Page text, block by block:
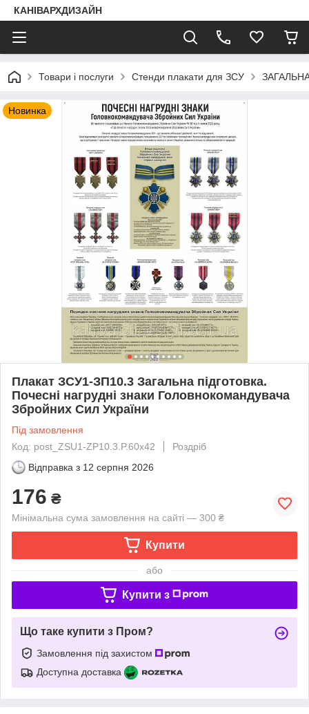
КАНІВАРХДИЗАЙН
Товари і послуги Стенди плакати для ЗСУ
Новинка
Плакат ЗСУ1-ЗП10.3 Загальна підготовка.
Почесні нагрудні знаки Головнокомандувача
Збройних Сил України
Під замовлення
Код: post_ZSU1-ZP10.3.P.60x42
Роздріб
Відправка з 12 серпня 2026
176 ₴
Мінімальна сума замовлення на сайті — 300 ₴
Купити
або
Купити з
Що таке купити з Пром?
Замовлення під захистом
Доступна доставка